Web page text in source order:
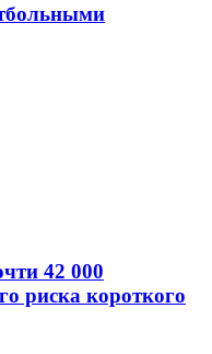
42 000
риска короткого